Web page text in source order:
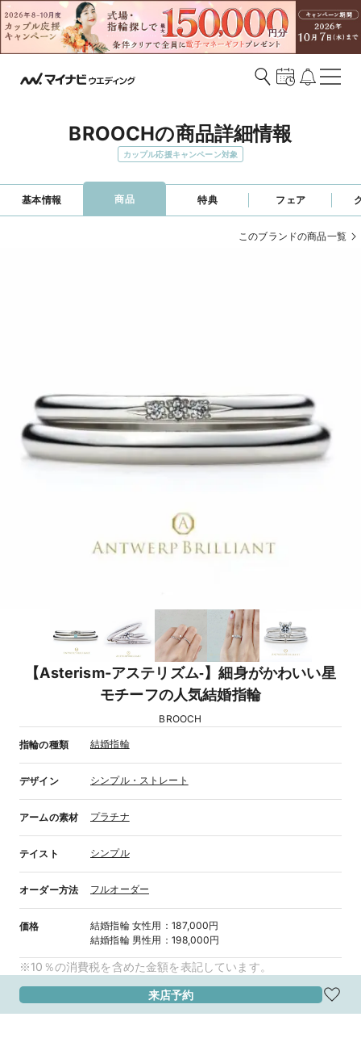
BROOCHの商品詳細情報
カップル応援キャンペーン対象
基本情報 商品 特典 フェア
このブランドの商品一覧
【Asterism-アステリズム‐】細身がかわいい星
モチーフの人気結婚指輪
BROOCH
指輪の種類 結婚指輪
デザイン シンプル・ストレート
アームの素材 プラチナ
テイスト シンプル
オーダー方法 フルオーダー
価格 結婚指輪 女性用 ：187,000円
結婚指輪 男性用 ：198,000円
※10％の消費税を含めた金額を表記しています。
来店予約